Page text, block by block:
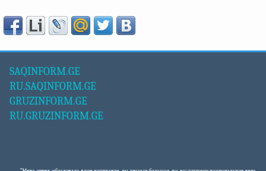
SAQINFORM.GE
RU.SAQINFORM.GE
GRUZINFORM.GE
RU.GRUZINFORM.GE